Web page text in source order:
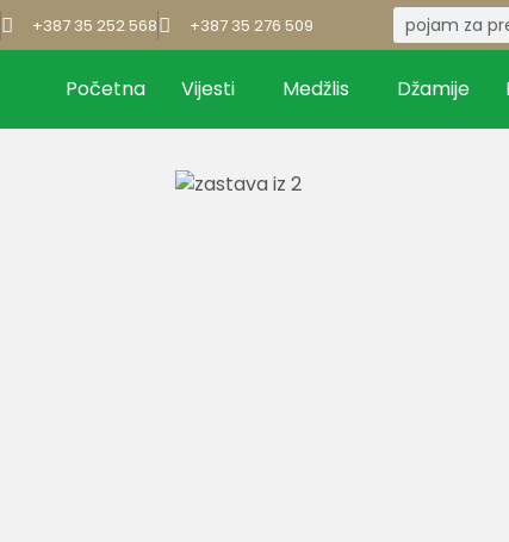
+387 35 252 568 +387 35 276 509
Početna Vijesti Medžlis Džamije